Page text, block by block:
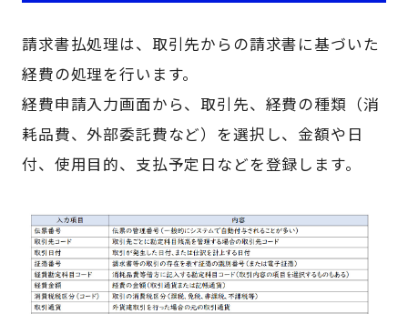
請求書払処理は、取引先からの請求書に基づいた
経費の処理を行います。
経費申請入力画面から、取引先、経費の種類（消
耗品費、外部委託費など）を選択し、金額や日
付、使用目的、支払予定日などを登録します。